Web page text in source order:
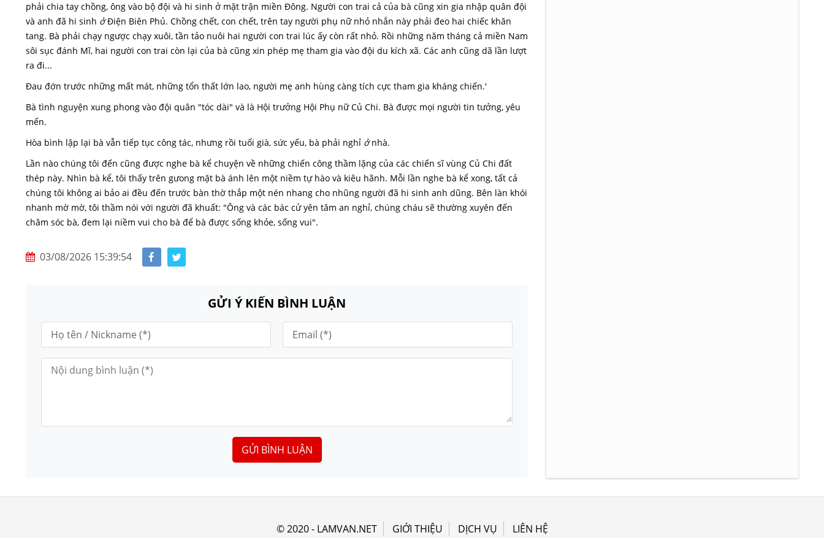
phải chia tay chồng, ông vào bộ đội và hi sinh ở mặt trận miền Đông. Người con trai cả của bà cũng xin gia nhập quân đội
và anh đã hi sinh ởĐiện Biên Phủ. Chồng chết, con chết, trên tay người phụ nữ nhỏ nhắn này phải đeo hai chiếc khăn
tang. Bà phải chạy ngược chạy xuôi, tần tảo nuôi hai người con trai lúc ấy còn rất nhỏ. Rồi những năm tháng cả miền Nam
sôi sục đánh Mĩ, hai người con trai còn lại của bà cũng xin phép mẹ tham gia vào đội du kích xã. Các anh cũng dã lần lượt
ra đi...
Đau đớn trước những mất mát, những tổn thất lớn lao, người mẹ anh hùng càng tích cực tham gia kháng chiến.'
Bà tình nguyện xung phong vào đội quân "tóc dài" và là Hội trưởng Hội Phụ nữ Củ Chi. Bà được mọi người tin tưởng, yêu
mến.
Hòa bình lập lại bà vẫn tiếp tục công tác, nhưng rồi tuổi già, sức yếu, bà phải nghỉ ởnhà.
Lần nào chúng tôi đến cũng được nghe bà kể chuyện về những chiến công thầm lặng của các chiến sĩ vùng Củ Chi đất
thép này. Nhìn bà kể, tôi thấy trên gưong mặt bà ánh lên một niềm tự hào và kiêu hãnh. Mỗi lần nghe bà kể xong, tất cả
chúng tôi không ai bảo ai đều đến trước bàn thờ thắp một nén nhang cho nhũng người đã hi sinh anh dũng. Bên làn khói
nhanh mờ mờ, tôi thầm nói với người đã khuất: "Ông và các bác cử yên tâm an nghỉ, chúng cháu sẽ thường xuyên đến
chăm sóc bà, đem lại niềm vui cho bà để bà được sống khỏe, sống vui".
03/08/2026 15:39:54
GỬI Ý KIẾN BÌNH LUẬN
GỬI BÌNH LUẬN
© 2020 - LAMVAN.NET GIỚI THIỆU DỊCH VỤ LIÊN HỆ